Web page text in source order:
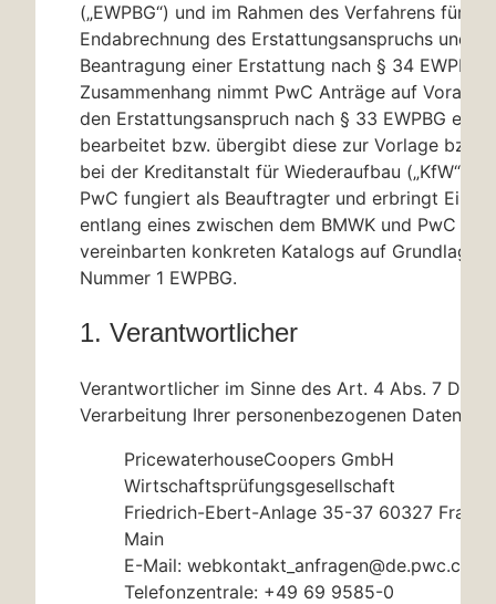
(„EWPBG“) und im Rahmen des Verfahrens für die
Endabrechnung des Erstattungsanspruchs und
Beantragung einer Erstattung nach § 34
Zusammenhang nimmt PwC Anträge auf
den Erstattungsanspruch nach § 33 EWPBG
bearbeitet bzw. übergibt diese zur Vorlage bzw.
bei der Kreditanstalt für Wiederaufbau („KfW“).
PwC fungiert als Beauftragter und erbringt
entlang eines zwischen dem BMWK und PwC im
vereinbarten konkreten Katalogs auf Grundlage
Nummer 1 EWPBG.
1. Verantwortlicher
Verantwortlicher im Sinne des Art. 4 Abs. 7
Verarbeitung Ihrer personenbezogenen Daten ist
PricewaterhouseCoopers GmbH
Wirtschaftsprüfungsgesellschaft
Friedrich-Ebert-Anlage 35-37 60327
Main
E-Mail: webkontakt_anfragen@de.pwc.com
Telefonzentrale: +49 69 9585-0